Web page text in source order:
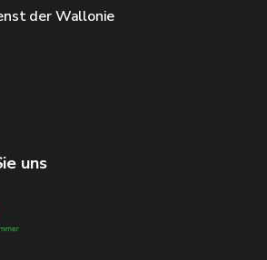
der Wallonie
uns